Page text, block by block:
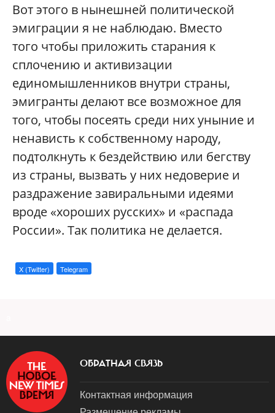
Вот этого в нынешней политической
эмиграции я не наблюдаю. Вместо
того чтобы приложить старания к
сплочению и активизации
единомышленников внутри страны,
эмигранты делают все возможное для
того, чтобы посеять среди них уныние и
ненависть к собственному народу,
подтолкнуть к бездействию или бегству
из страны, вызвать у них недоверие и
раздражение завиральными идеями
вроде «хороших русских» и «распада
России». Так политика не делается.
X (Twitter) Telegram
ОБРАТНАЯ СВЯЗЬ
Контактная информация